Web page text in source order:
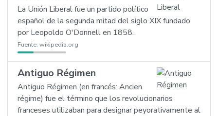
La Unión Liberal fue un partido político
español de la segunda mitad del siglo XIX fundado
por Leopoldo O'Donnell en 1858.
Fuente: wikipedia.org
Antiguo Régimen
Antiguo Régimen (en francés: Ancien
régime) fue el término que los revolucionarios
franceses utilizaban para designar peyorativamente al